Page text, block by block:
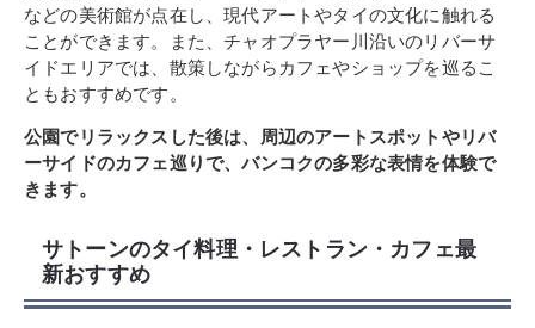
などの美術館が点在し、現代アートやタイの文化に触れる
ことができます。また、チャオプラヤー川沿いのリバーサ
イドエリアでは、散策しながらカフェやショップを巡るこ
ともおすすめです。
公園でリラックスした後は、周辺のアートスポットやリバ
ーサイドのカフェ巡りで、バンコクの多彩な表情を体験で
きます。
サトーンのタイ料理・レストラン・カフェ最
新おすすめ